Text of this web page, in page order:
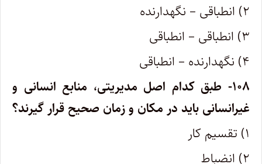
۲) انطباقی – نگهدارنده
۳) انطباقی – انطباقی
۴) نگهدارنده – انطباقی
۱۰۸- طبق کدام اصل مدیریتی، منابع انسانی و
غیرانسانی باید در مکان و زمان صحیح قرار گیرند؟
۱) تقسیم کار
۲) انضباط